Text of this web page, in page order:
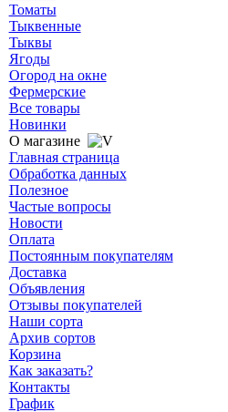
Томаты
Тыквенные
Тыквы
Ягоды
Огород на окне
Фермерские
Все товары
Новинки
О магазине
Главная страница
Обработка данных
Полезное
Частые вопросы
Новости
Оплата
Постоянным покупателям
Доставка
Объявления
Отзывы покупателей
Наши сорта
Архив сортов
Корзина
Как заказать?
Контакты
График